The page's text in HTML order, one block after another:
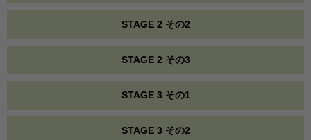
STAGE 2 その2
STAGE 2 その3
STAGE 3 その1
STAGE 3 その2